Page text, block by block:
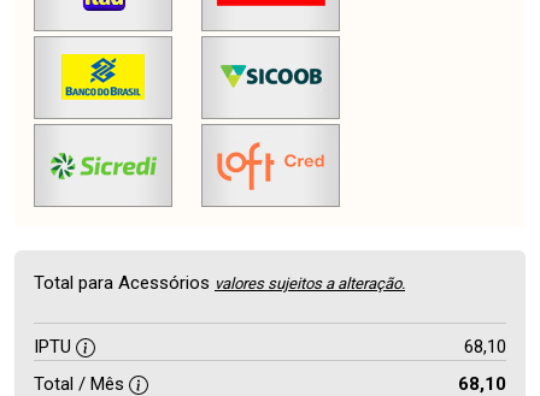
Total para Acessórios valores sujeitos a alteração.
IPTU
68,10
Total / Mês
68,10